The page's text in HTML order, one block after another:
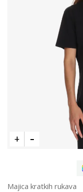
Majica kratkih rukava